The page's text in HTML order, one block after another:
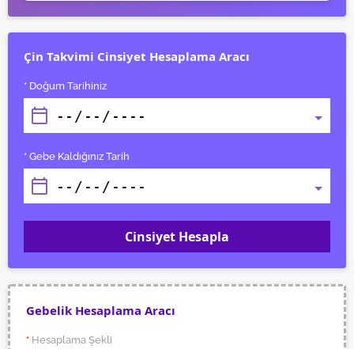
Çin Takvimi Cinsiyet Hesaplama Aracı
* Doğum Tarihiniz
* Gebe Kaldığınız Tarih
Cinsiyet Hesapla
Gebelik Hesaplama Aracı
* Hesaplama Şekli